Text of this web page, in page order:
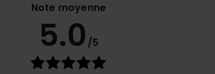
Note moyenne
5.0 /5